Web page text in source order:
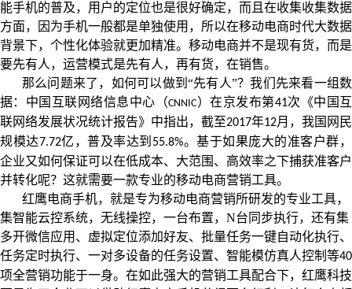
能手机的普及，用户的定位也是很好确定，而且在收集收集数据
方面，因为手机一般都是单独使用，所以在移动电商时代大数据
背景下，个性化体验就更加精准。移动电商并不是现有货，而是
要先有人，运营模式是先有人，再有货，在销售。
那么问题来了，如何可以做到“先有人”？我们先来看一组数
据：中国互联网络信息中心（CNNIC）在京发布第41次《中国互
联网络发展状况统计报告》中指出，截至2017年12月，我国网民
规模达7.72亿，普及率达到 55.8%。基于如果庞大的准客户群，
企业又如何保证可以在低成本、大范围、高效率之下捕获准客户
并转化呢？这就需要一款专业的移动电商营销工具。
红鹰电商手机，就是专为移动电商营销所研发的专业工具，
集智能云控系统，无线操控，一台布置，N台同步执行，还有集
多开微信应用、虚拟定位添加好友、批量任务一键自动化执行、
任务定时执行、一对多设备的任务设置、智能模仿真人控制等40
项全营销功能于一身。在如此强大的营销工具配合下，红鹰科技